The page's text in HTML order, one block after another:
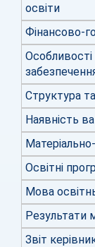
освіти
Фінансово-
Особливості
Структура
Наявність
Освітні
Мова
Результати
Звіт